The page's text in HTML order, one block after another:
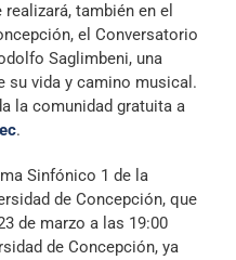
también en el
el Conversatorio
Saglimbeni, una
su vida y camino musical.
la comunidad gratuita a
.
Sinfónico 1 de la
de Concepción, que
de marzo a las 19:00
de Concepción, ya